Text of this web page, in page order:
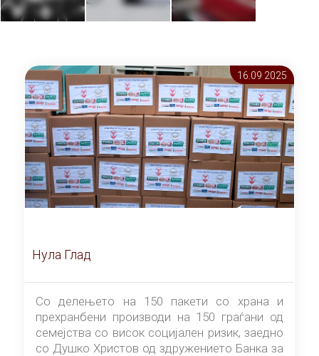
16.09 2025
Нула Глад
Со делењето на 150 пакети со храна и
прехранбени производи на 150 граѓани од
семејства со висок социјален ризик, заедно
со Душко Христов од здружението Банка за